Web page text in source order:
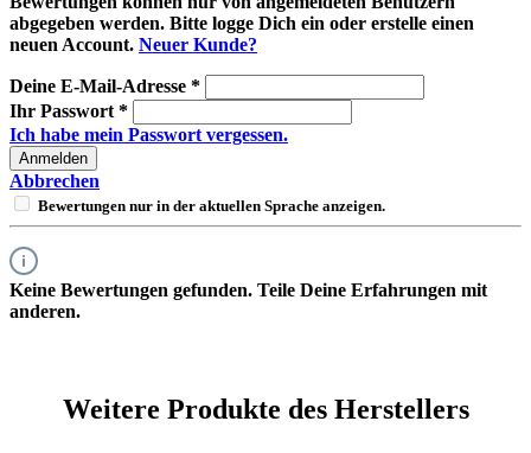
abgegeben werden. Bitte logge Dich ein oder erstelle einen
neuen Account. Neuer Kunde?
Deine E-Mail-Adresse *
Ihr Passwort *
Ich habe mein Passwort vergessen.
Anmelden
Abbrechen
Bewertungen nur in der aktuellen Sprache anzeigen.
Keine Bewertungen gefunden. Teile Deine Erfahrungen mit
anderen.
Weitere Produkte des Herstellers